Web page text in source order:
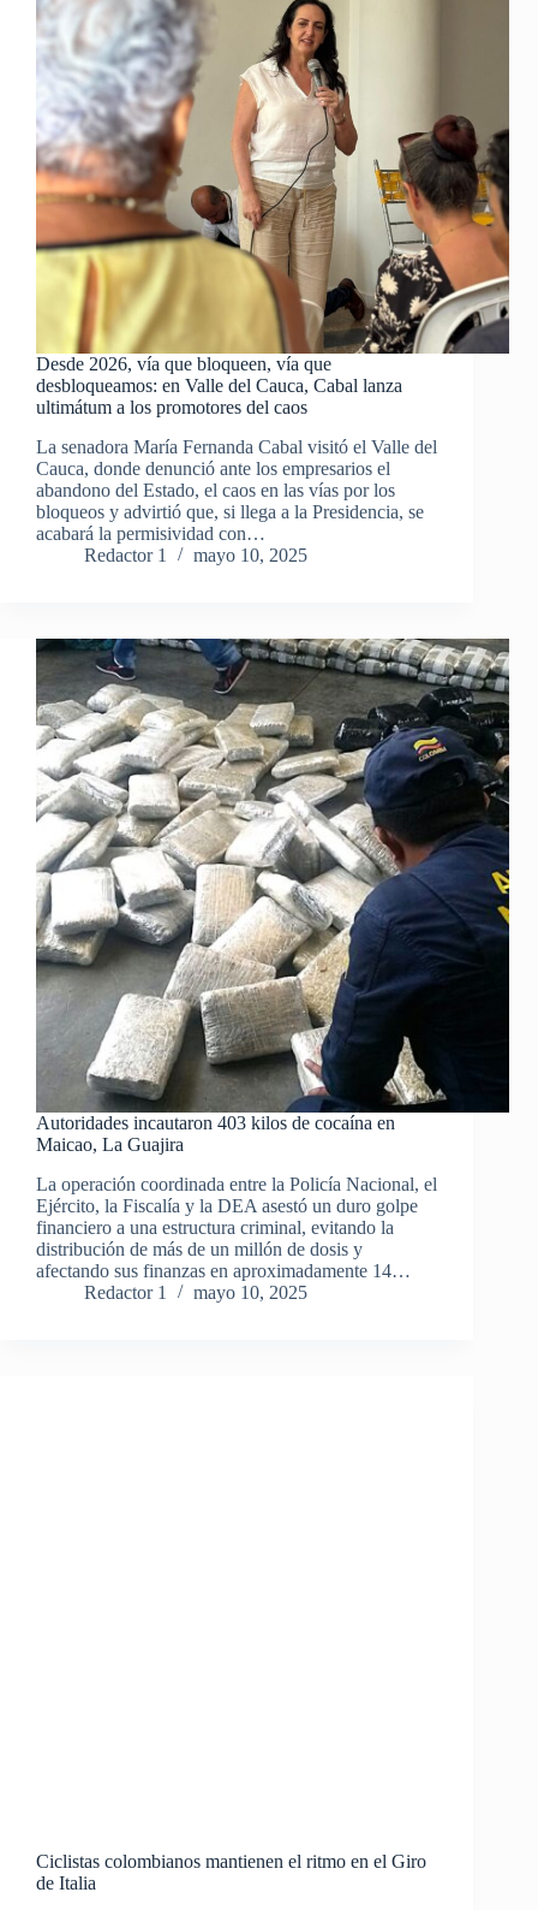
Desde 2026, vía que bloqueen, vía que
desbloqueamos: en Valle del Cauca, Cabal lanza
ultimátum a los promotores del caos
La senadora María Fernanda Cabal visitó el Valle del
Cauca, donde denunció ante los empresarios el
abandono del Estado, el caos en las vías por los
bloqueos y advirtió que, si llega a la Presidencia, se
acabará la permisividad con…
Redactor 1
mayo 10, 2025
Autoridades incautaron 403 kilos de cocaína en
Maicao, La Guajira
La operación coordinada entre la Policía Nacional, el
Ejército, la Fiscalía y la DEA asestó un duro golpe
financiero a una estructura criminal, evitando la
distribución de más de un millón de dosis y
afectando sus finanzas en aproximadamente 14…
Redactor 1
mayo 10, 2025
Ciclistas colombianos mantienen el ritmo en el Giro
de Italia